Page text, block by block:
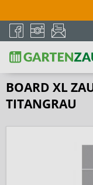
BOARD XL
TITANGRAU